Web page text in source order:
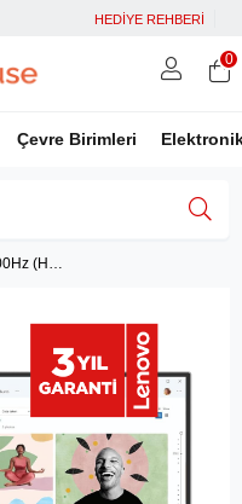
HEDİYE REHBERİ
Çevre Birimleri
İle Bağlan
Google İle Bağlan
0
Lenovo L24I-40 23.8'' 4ms 100Hz (Hdmı+Vga) Amd Freesync IPS Panel Wled Monitör 67A8KAC3TK